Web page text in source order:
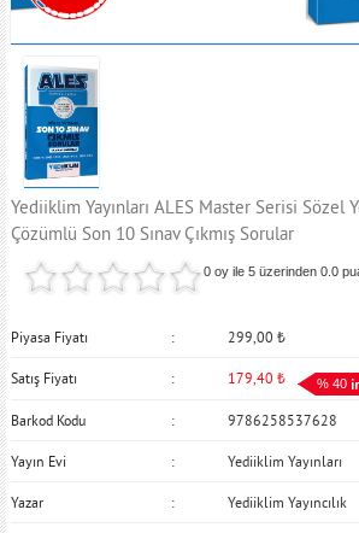
Yediiklim Yayınları ALES Master Serisi Sözel
Çözümlü Son 10 Sınav Çıkmış Sorular
0 oy ile 5 üzerinden0.0
Piyasa Fiyatı 299,00 ₺
Satış Fiyatı 179,40 ₺ % 40
Barkod Kodu 9786258537628
Yayın Evi Yediiklim Yayınları
Yazar Yediiklim Yayıncılık